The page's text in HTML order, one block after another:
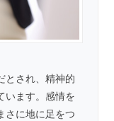
とされ、精神的
います。感情を
さに地に足をつ